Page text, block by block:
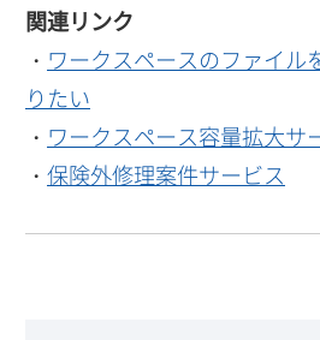
関連リンク
・ ワークスペースのファイル
りたい
・ ワークスペース容量拡大サ
・ 保険外修理案件サービス